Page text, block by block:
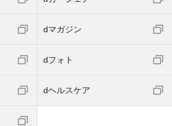
dマガジン
dフォト
dヘルスケア